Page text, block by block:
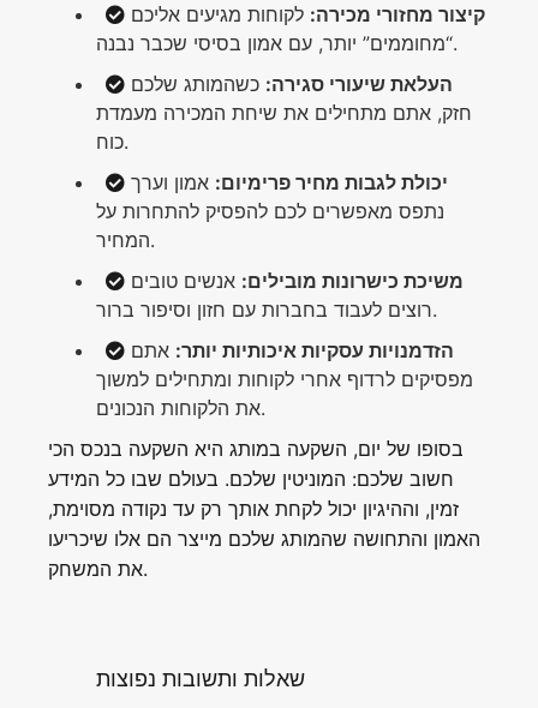
קיצור מחזורי מכירה: לקוחות מגיעים אליכם
“מחוממים” יותר, עם אמון בסיסי שכבר נבנה.
העלאת שיעורי סגירה: כשהמותג שלכם
חזק, אתם מתחילים את שיחת המכירה מעמדת
כוח.
יכולת לגבות מחיר פרימיום: אמון וערך
נתפס מאפשרים לכם להפסיק להתחרות על
המחיר.
משיכת כישרונות מובילים: אנשים טובים
רוצים לעבוד בחברות עם חזון וסיפור ברור.
הזדמנויות עסקיות איכותיות יותר: אתם
מפסיקים לרדוף אחרי לקוחות ומתחילים למשוך
את הלקוחות הנכונים.
בסופו של יום, השקעה במותג היא השקעה בנכס הכי
חשוב שלכם: המוניטין שלכם. בעולם שבו כל המידע
זמין, וההיגיון יכול לקחת אותך רק עד נקודה מסוימת,
האמון והתחושה שהמותג שלכם מייצר הם אלו שיכריעו
את המשחק.
שאלות ותשובות נפוצות